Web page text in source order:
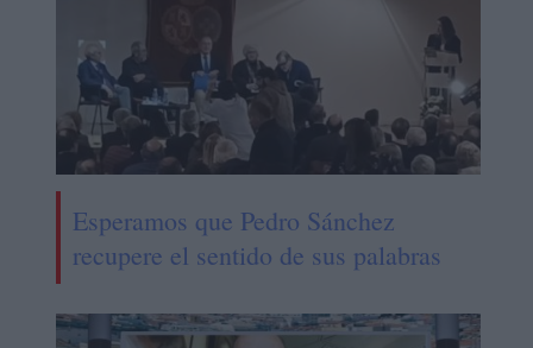
Esperamos que Pedro Sánchez
recupere el sentido de sus palabras